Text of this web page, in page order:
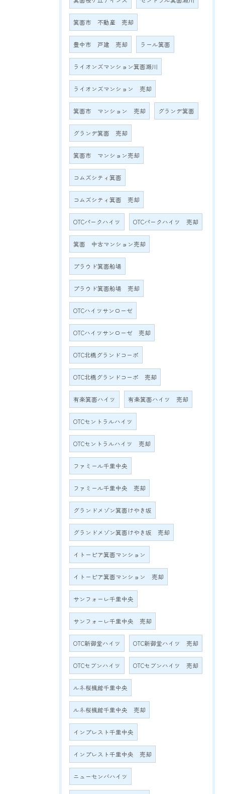
箕面市 不動産 売却
豊中市 戸建 売却 ラール箕面
ライオンズマンション箕面瀬川
ライオンズマンション 売却
箕面市 マンション 売却 グランデ箕面
グランデ箕面 売却
箕面市 マンション売却
コムズシティ箕面
コムズシティ箕面 売却
OTCパークハイツ OTCパークハイツ 売却
箕面 中古マンション売却
プラウド箕面船場
プラウド箕面船場 売却
OTCハイツサンローゼ
OTCハイツサンローゼ 売却
OTC北橋グランドコーポ
OTC北橋グランドコーポ 売却
有楽箕面ハイツ 有楽箕面ハイツ 売却
OTCセントラルハイツ
OTCセントラルハイツ 売却
ファミール千里中央
ファミール千里中央 売却
グランドメゾン箕面けやき坂
グランドメゾン箕面けやき坂 売却
イトーピア箕面マンション
イトーピア箕面マンション 売却
サンフォーレ千里中央
サンフォーレ千里中央 売却
OTC新御堂ハイツ OTC新御堂ハイツ 売却
OTCセブンハイツ OTCセブンハイツ 売却
ルネ桜楓館千里中央
ルネ桜楓館千里中央 売却
インプレスト千里中央
インプレスト千里中央 売却
ニューセンバハイツ